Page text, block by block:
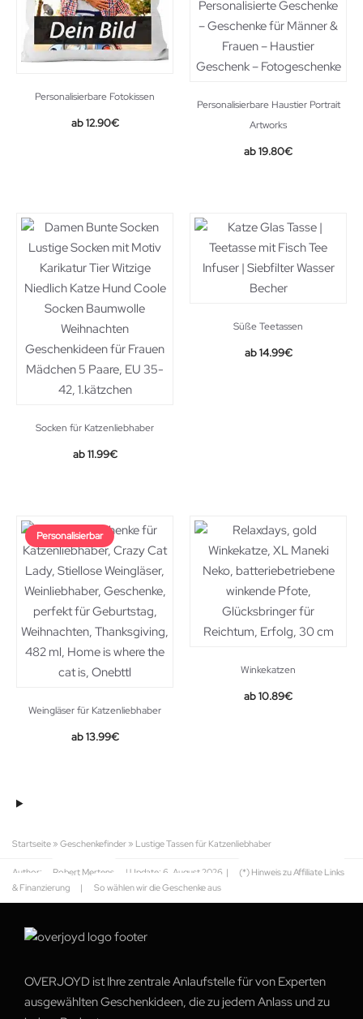
Personalisierbare Fotokissen
12.90€
Personalisierbare Haustier Portrait
Artworks
19.80€
Socken für Katzenliebhaber
11.99€
Süße Teetassen
14.99€
Personalisierbar
Weingläser für Katzenliebhaber
13.99€
Winkekatzen
10.89€
Startseite » Geschenkefinder » Lustige Tassen für Katzenliebhaber
Author: Robert Mertens | Update: 6. August 2026 |
(*) Hinweis zu Affiliate Links
& Finanzierung
| So wählen wir die Geschenke aus
OVERJOYD ist Ihre zentrale Anlaufstelle für von Experten
ausgewählten Geschenkideen, die zu jedem Anlass und zu